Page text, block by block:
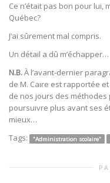
Ce n’était pas bon pour lui,
Québec?
J’ai sûrement mal compris.
Un détail a dû m’échapper…
N.B.À l’avant-dernier
de M. Caire est rapportée
de nos jours des
poursuivre plus avant ses
mieux…
Tags:
"Administration scolaire"